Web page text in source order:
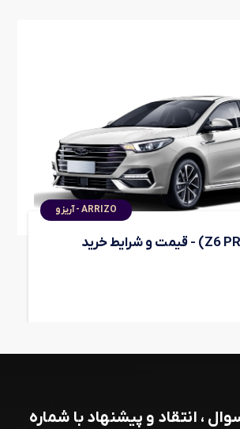
ARRIZO - آریزو
، انتقاد و پیشنهاد با شماره